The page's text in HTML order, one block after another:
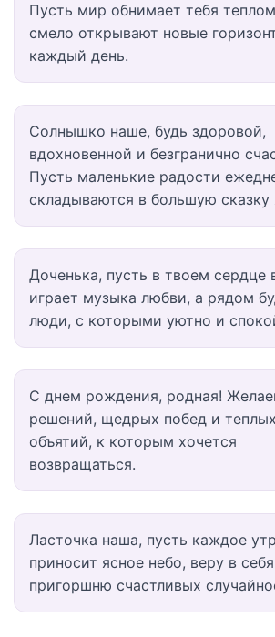
Пусть мир обнимает тебя
смело открывают новые
каждый день.
Солнышко наше, будь здоровой,
вдохновенной и безгранично
Пусть маленькие радости
складываются в большую сказку
Доченька, пусть в твоем сердце
играет музыка любви, а рядом
люди, с которыми уютно и
С днем рождения, родная!
решений, щедрых побед и теплых
объятий, к которым хочется
возвращаться.
Ласточка наша, пусть каждое
приносит ясное небо, веру в
пригоршню счастливых